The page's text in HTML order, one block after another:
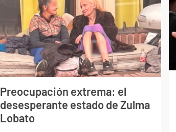
Preocupación extrema: el
desesperante estado de Zulma
Lobato